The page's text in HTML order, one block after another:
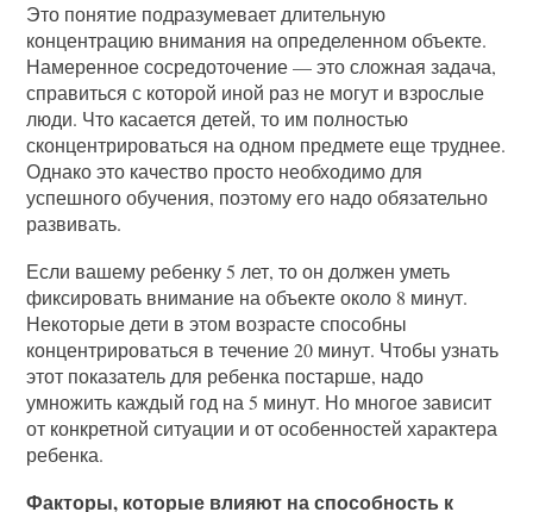
Это понятие подразумевает длительную
концентрацию внимания на определенном объекте.
Намеренное сосредоточение — это сложная задача,
справиться с которой иной раз не могут и взрослые
люди. Что касается детей, то им полностью
сконцентрироваться на одном предмете еще труднее.
Однако это качество просто необходимо для
успешного обучения, поэтому его надо обязательно
развивать.
Если вашему ребенку 5 лет, то он должен уметь
фиксировать внимание на объекте около 8 минут.
Некоторые дети в этом возрасте способны
концентрироваться в течение 20 минут. Чтобы узнать
этот показатель для ребенка постарше, надо
умножить каждый год на 5 минут. Но многое зависит
от конкретной ситуации и от особенностей характера
ребенка.
Факторы, которые влияют на способность к